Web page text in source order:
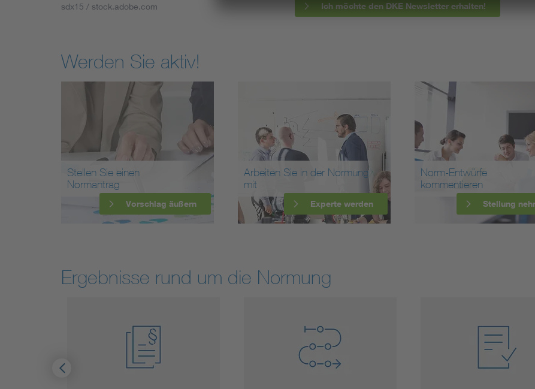
sdx15 / stock.adobe.com Ich möchte den DKE Newsletter erhalten!
Werden Sie aktiv!
Stellen Sie einen
Normantrag
Vorschlag äußern
Arbeiten Sie in der Normung
mit
Experte werden
Norm-Entwürfe
kommentieren
Stellung
Ergebnisse rund um die Normung